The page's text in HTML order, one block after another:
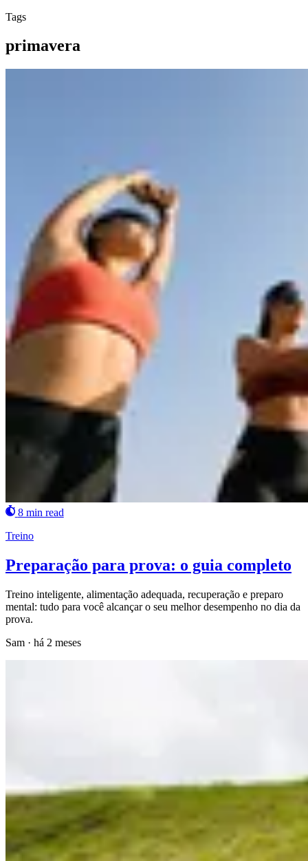
Tags
primavera
8 min read
Treino
Preparação para prova: o guia completo
Treino inteligente, alimentação adequada, recuperação e preparo
mental: tudo para você alcançar o seu melhor desempenho no dia da
prova.
Sam · há 2 meses